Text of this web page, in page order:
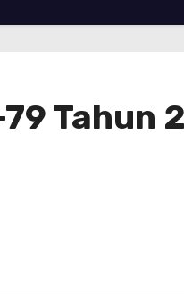
Tahun